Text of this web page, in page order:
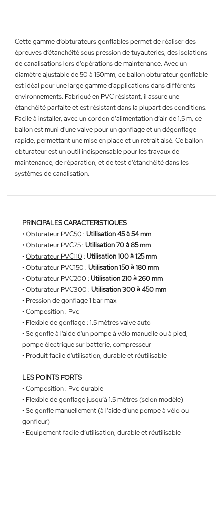
Cette gamme d’obturateurs gonflables permet de réaliser des
épreuves d’étanchéité sous pression de tuyauteries, des isolations
de canalisations lors d’opérations de maintenance. Avec un
diamètre ajustable de 50 à 150mm, ce ballon obturateur gonflable
est idéal pour une large gamme d'applications dans différents
environnements. Fabriqué en PVC résistant, il assure une
étanchéité parfaite et est résistant dans la plupart des conditions.
Facile à installer, avec un cordon d’alimentation d’air de 1,5 m, ce
ballon est muni d'une valve pour un gonflage et un dégonflage
rapide, permettant une mise en place et un retrait aisé. Ce ballon
obturateur est un outil indispensable pour les travaux de
maintenance, de réparation, et de test d'étanchéité dans les
systèmes de canalisation.
PRINCIPALES CARACTERISTIQUES
•Obturateur PVC50 : Utilisation 45 à 54 mm
•Obturateur PVC75: Utilisation 70 à 85 mm
•Obturateur PVC110 : Utilisation 100 à 125 mm
•Obturateur PVC150 : Utilisation 150 à 180 mm
•Obturateur PVC200 : Utilisation 210 à 260 mm
•Obturateur PVC300 : Utilisation 300 à 450 mm
• Pression de gonflage 1 bar max
• Composition : Pvc
• Flexible de gonflage : 1.5 mètres valve auto
• Se gonfle à l'aide d'un pompe à vélo manuelle ou à pied,
pompe électrique sur batterie, compresseur
• Produit facile d'utilisation, durable et réutilisable
LES POINTS FORTS
• Composition : Pvc durable
• Flexible de gonflage jusqu’à 1.5 mètres (selon modèle)
• Se gonfle manuellement (à l’aide d’une pompe à vélo ou
gonfleur)
• Equipement facile d’utilisation, durable et réutilisable